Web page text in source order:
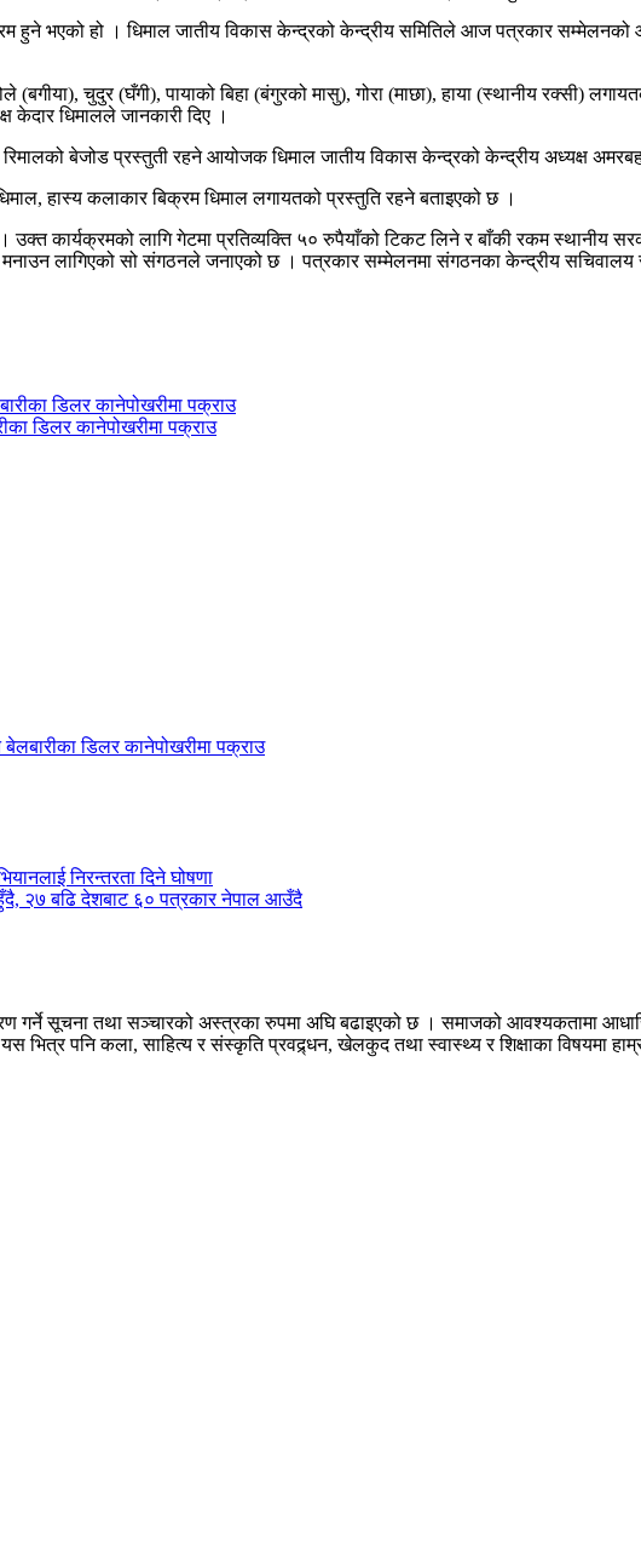
हुने भएको हो । धिमाल जातीय विकास केन्द्रको केन्द्रीय समितिले आज पत्रकार सम्मेलनको
(बगीया), चुदुर (घँगी), पायाको बिहा (बंगुरको मासु), गोरा (माछा), हाया (स्थानीय रक्सी)
धिमालले जानकारी दिए ।
बेजोड प्रस्तुती रहने आयोजक धिमाल जातीय विकास केन्द्रको केन्द्रीय अध्यक्ष
हास्य कलाकार बिक्रम धिमाल लगायतको प्रस्तुति रहने बताइएको छ ।
उक्त कार्यक्रमको लागि गेटमा प्रतिव्यक्ति ५० रुपैयाँको टिकट लिने र बाँकी रकम स्थानीय
मनाउन लागिएको सो संगठनले जनाएको छ । पत्रकार सम्मेलनमा संगठनका केन्द्रीय सचिवालय
डिलर कानेपोखरीमा पक्राउ
बेलबारीका डिलर कानेपोखरीमा पक्राउ
निरन्तरता दिने घोषणा
हुँदै, २७ बढि देशबाट ६० पत्रकार नेपाल आउँदै
गर्ने सूचना तथा सञ्चारको अस्त्रका रुपमा अघि बढाइएको छ । समाजको आवश्यकतामा
यस भित्र पनि कला, साहित्य र संस्कृति प्रवद्र्धन, खेलकुद तथा स्वास्थ्य र शिक्षाका विषयमा